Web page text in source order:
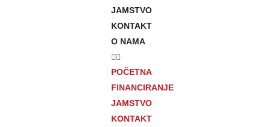
JAMSTVO
KONTAKT
O NAMA
POČETNA
FINANCIRANJE
JAMSTVO
KONTAKT